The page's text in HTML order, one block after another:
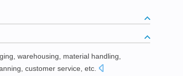
warehousing material handling
customer service etc